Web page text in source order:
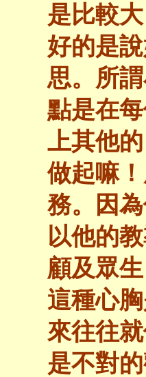
是比較
好的是
思。所
點是在
上其他
做起嘛
務。因
以他的
顧及眾
這種心
來往往
是不對